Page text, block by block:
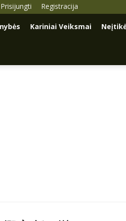
Prisijungti Registracija
Kariniai Veiksmai